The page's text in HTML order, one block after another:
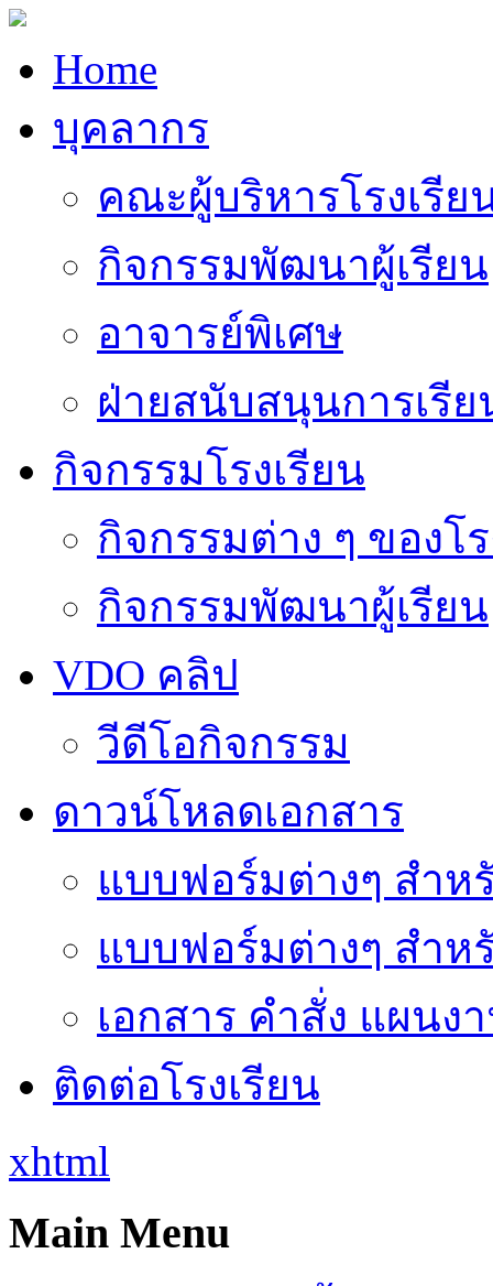
Home
บุคลากร
คณะผู้บริหารโรงเรีย
กิจกรรมพัฒนาผู้เรียน
อาจารย์พิเศษ
ฝ่ายสนับสนุนการเรี
กิจกรรมโรงเรียน
กิจกรรมต่าง ๆ ของโ
กิจกรรมพัฒนาผู้เรียน
VDO คลิป
วีดีโอกิจกรรม
ดาวน์โหลดเอกสาร
แบบฟอร์มต่างๆ สำห
แบบฟอร์มต่างๆ สำห
เอกสาร คำสั่ง แผนง
ติดต่อโรงเรียน
xhtml
Main Menu